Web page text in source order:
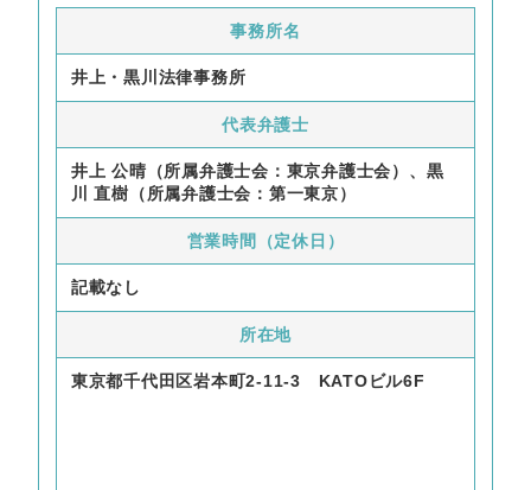
事務所名
井上・黒川法律事務所
代表弁護士
井上 公晴（所属弁護士会：東京弁護士会）、黒
川 直樹（所属弁護士会：第一東京）
営業時間（定休日）
記載なし
所在地
東京都千代田区岩本町2-11-3 KATOビル6F